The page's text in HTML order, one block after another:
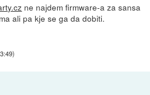
ne najdem firmware-a za sansa
ali pa kje se ga da dobiti.
)